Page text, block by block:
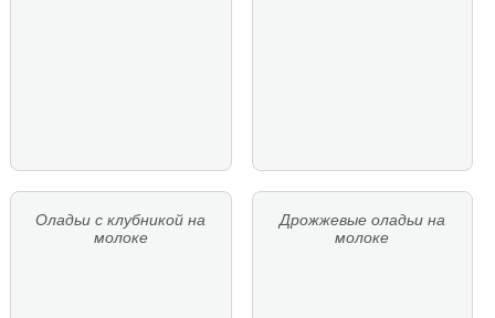
Оладьи с клубникой на
молоке
Дрожжевые оладьи на
молоке